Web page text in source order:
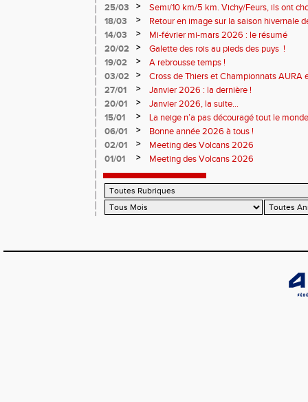
25/03
>
Semi/10 km/5 km. Vichy/Feurs, ils ont
18/03
>
Retour en image sur la saison hivernale
14/03
>
Mi-février mi-mars 2026 : le résumé
20/02
>
Galette des rois au pieds des puys !
19/02
>
A rebrousse temps !
03/02
>
Cross de Thiers et Championnats AURA
27/01
>
Janvier 2026 : la dernière !
20/01
>
Janvier 2026, la suite...
15/01
>
La neige n’a pas découragé tout le
06/01
>
Bonne année 2026 à tous !
02/01
>
Meeting des Volcans 2026
01/01
> Meeting des Volcans 2026